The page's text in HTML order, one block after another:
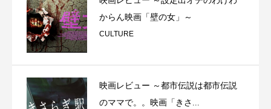
からん映画「壁の女」～
CULTURE
映画レビュー ～都市伝説は都市伝説
のママで。。映画「きさ...